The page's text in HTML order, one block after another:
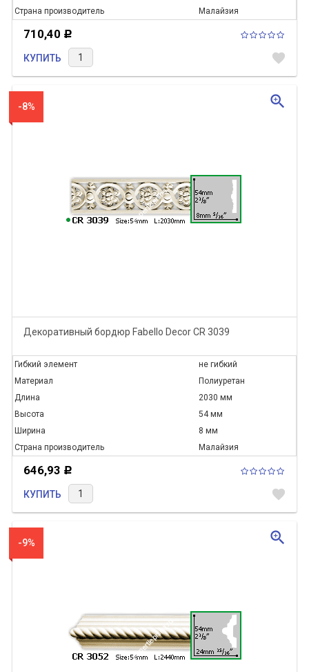
Страна производитель
Малайзия
710,40 Р
КУПИТЬ favorite
-8%
Декоративный бордюр Fabello Decor CR 3039
Гибкий элемент
не гибкий
Материал
Полиуретан
Длина
2030 мм
Высота
54 мм
Ширина
8 мм
Страна производитель
Малайзия
646,93 Р
КУПИТЬ favorite
zoom_in
-9% zoom_in